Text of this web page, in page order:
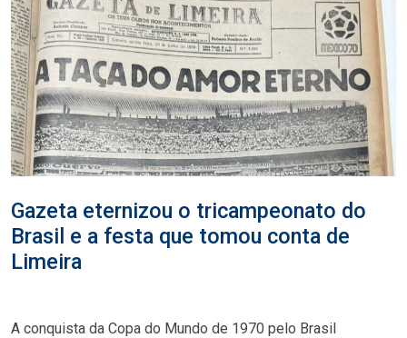
Gazeta eternizou o tricampeonato do
Brasil e a festa que tomou conta de
Limeira
A conquista da Copa do Mundo de 1970 pelo Brasil